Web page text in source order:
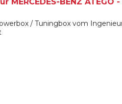
BENZ ATEGO -
/ Tuningbox vom Ingenieur